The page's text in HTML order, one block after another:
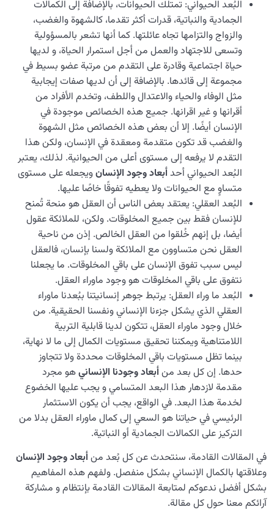
البُعد الحیواني: تمتلك الحيوانات، بالإضافة إلى الكمالات
الجمادية والنباتية، قدرات أكثر تقدما، كالشهوة والغضب،
والزواج والتزامها تجاه عائلتها. كما أنها تشعر بالمسؤولية
وتسعى للاجتهاد والعمل من أجل استمرار الحياة، و لديها
حياة اجتماعية وقادرة على التقدم من مرتبة عضو بسيط في
مجموعة إلى قائدها. بالإضافة إلى أن لديها صفات إيجابية
مثل الوفاء والحياء والاعتدال واللطف، وتخدم الأفراد من
أقرانها و غير اقرانها. جميع هذه الخصائص موجودة في
الإنسان أيضًا. إلا أن بعض هذه الخصائص مثل الشهوة
والغضب قد تكون متقدمة ومعقدة في الإنسان، ولكن هذا
التقدم لا يرفعه إلى مستوى أعلى من الحيوانية. لذلك، یعتبر
البُعد الحيواني أحدأبعاد وجود الإنسانویجعله على مستوى
متساوٍ مع الحيوانات ولا یعطيه تفوقًا خاصًا عليها.
البُعد العقلي: يعتقد بعض الناس أن العقل هو منحة تُمنح
للإنسان فقط بين جميع المخلوقات. ولكن، للملائكة عقول
أيضا، بل إنهم خُلقوا من العقل الخالص. إذن من ناحية
العقل نحن متساوون مع الملائكة ولسنا بإنسان، فالعقل
ليس سبب تفوق الإنسان على باقي المخلوقات. ما يجعلنا
نتفوق على باقي المخلوقات هو وجود ماوراء العقل.
البُعد ما وراء العقل: يرتبط جوهر إنسانيتنا ببُعدنا ماوراء
العقلي الذي يشكل جزءنا الإنساني ونفسنا الحقيقية. من
خلال وجود ماوراء العقل، تتكون لدينا قابلية التربية
اللامتناهية ويمكننا تحقيق مستويات الكمال إلى ما لا نهاية،
بينما تظل مستويات باقي المخلوقات محددة ولا تتجاوز
حدها. إن كل بعد منأبعاد وجودنا الإنسانيهو مجرد
مقدمة لازدهار هذا البعد المتسامي و يجب عليها الخضوع
لخدمة هذا البعد. في الواقع، يجب أن يكون الاستثمار
الرئيسي في حياتنا هو السعي إلى كمال ماوراء العقل بدلا من
التركيز على الكمالات الجمادية أو النباتية.
في المقالات القادمة، سنتحدث عن كل بُعد منأبعاد وجود الإنسان
وعلاقتها بالكمال الإنساني بشكل منفصل. ولفهم هذه المفاهيم
بشكل أفضل ندعوكم لمتابعة المقالات القادمة بإنتظام و مشاركة
آرائكم معنا حول كل مقالة.